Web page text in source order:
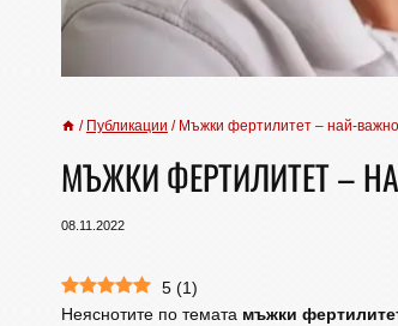
/ Публикации / Мъжки фертилитет – най-
МЪЖКИ ФЕРТИЛИТЕТ –
08.11.2022
5 (1)
Неяснотите по темата мъжки